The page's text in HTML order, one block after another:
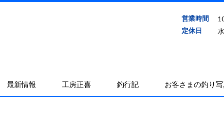
営業時間
定休日
最新情報 工房正喜 釣行記 お客さまの釣り